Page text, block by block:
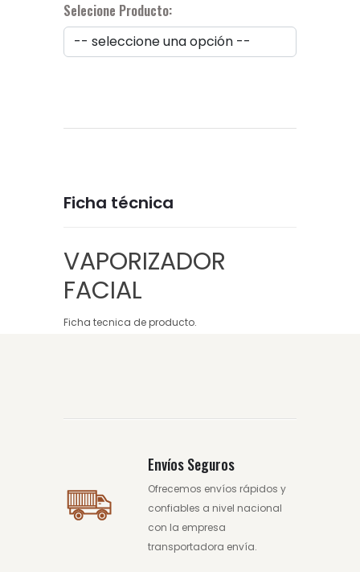
Selecione Producto:
Ficha técnica
VAPORIZADOR
FACIAL
Ficha tecnica de producto.
Envíos Seguros
Ofrecemos envíos rápidos y
confiables a nivel nacional
con la empresa
transportadora envía.